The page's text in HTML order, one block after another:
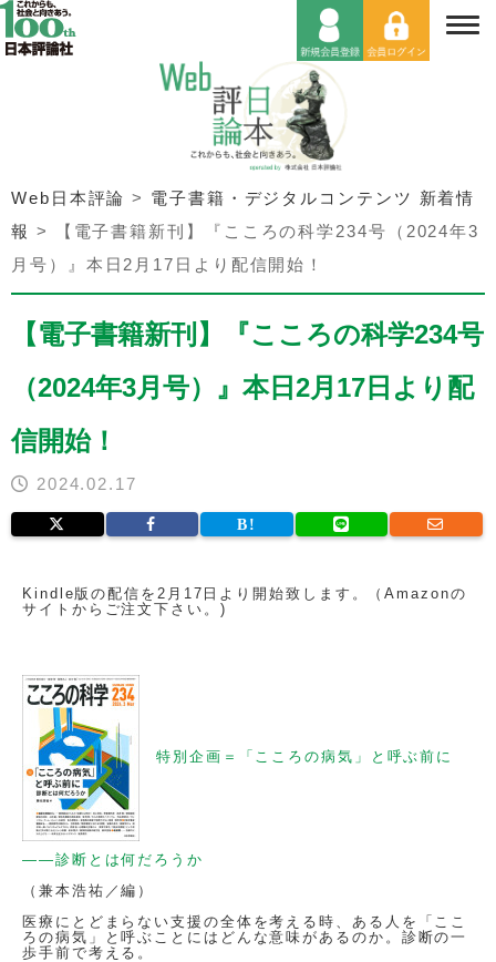
Web日本評論 > 電子書籍・デジタルコンテンツ 新着情
報 >
【電子書籍新刊】『こころの科学234号（2024年3
月号）』本日2月17日より配信開始！
【電子書籍新刊】『こころの科学234号
（2024年3月号）』本日2月17日より配
信開始！
2024.02.17
Kindle版の配信を2月17日より開始致します。（Amazonの
サイトからご注文下さい。)
特別企画＝「こころの病気」と呼ぶ前に
——診断とは何だろうか
（兼本浩祐／編）
医療にとどまらない支援の全体を考える時、ある人を「ここ
ろの病気」と呼ぶことにはどんな意味があるのか。診断の一
歩手前で考える。